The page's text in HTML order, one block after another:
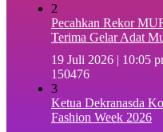
2
Pecahkan Rekor
Terima Gelar Adat
19 Juli 2026 | 10:05
150476
3
Ketua Dekranasda
Fashion Week 2026